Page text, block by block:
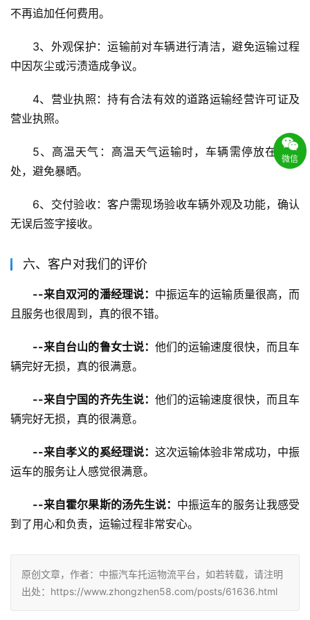
不再追加任何费用。
3、外观保护：运输前对车辆进行清洁，避免运输过程
中因灰尘或污渍造成争议。
4、营业执照：持有合法有效的道路运输经营许可证及
营业执照。
5、高温天气：高温天气运输时，车辆需停放在阴凉
处，避免暴晒。
6、交付验收：客户需现场验收车辆外观及功能，确认
无误后签字接收。
六、客户对我们的评价
--来自双河的潘经理说： 中振运车的运输质量很高，而
且服务也很周到，真的很不错。
--来自台山的鲁女士说： 他们的运输速度很快，而且车
辆完好无损，真的很满意。
--来自宁国的齐先生说： 他们的运输速度很快，而且车
辆完好无损，真的很满意。
--来自孝义的奚经理说： 这次运输体验非常成功，中振
运车的服务让人感觉很满意。
--来自霍尔果斯的汤先生说： 中振运车的服务让我感受
到了用心和负责，运输过程非常安心。
原创文章，作者：中振汽车托运物流平台，如若转载，请注明
出处：https://www.zhongzhen58.com/posts/61636.html
微信